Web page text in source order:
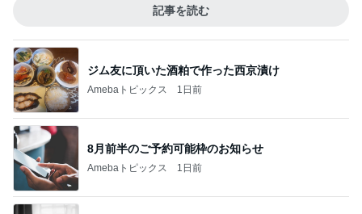
記事を読む
ジム友に頂いた酒粕で作った西京漬け
Amebaトピックス 1日前
8月前半のご予約可能枠のお知らせ
Amebaトピックス 1日前